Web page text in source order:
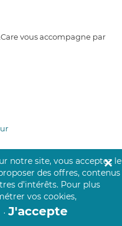
vous accompagne par
notre site, vous acceptez le
des offres, contenus
d’intérêts. Pour plus
vos cookies,
. J'accepte
✕